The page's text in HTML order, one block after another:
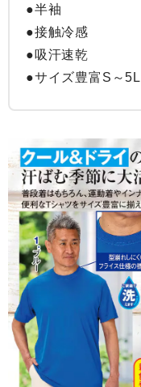
●半袖
●接触冷感
●吸汗速乾
●サイズ豊富S～5L